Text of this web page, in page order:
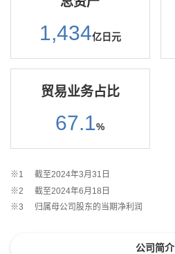
1,434亿日元
贸易业务占比
67.1%
※1
截至2024年3月31日
※2
截至2024年6月18日
※3
归属母公司股东的当期净利润
公司简介